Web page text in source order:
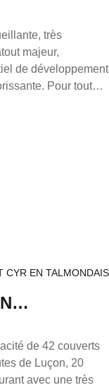
très
toutes
(sans
au RSAC de
pour le
CYR EN TALMONDAIS
de 42 couverts
avec une très